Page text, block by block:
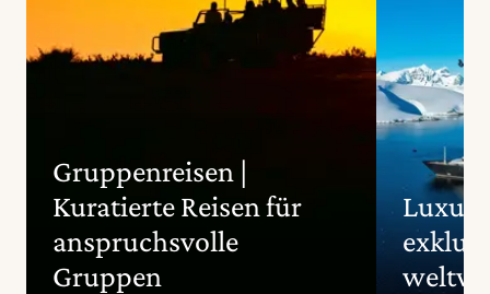
Gruppenreisen |
Kuratierte Reisen für
anspruchsvolle
Gruppen
Luxus